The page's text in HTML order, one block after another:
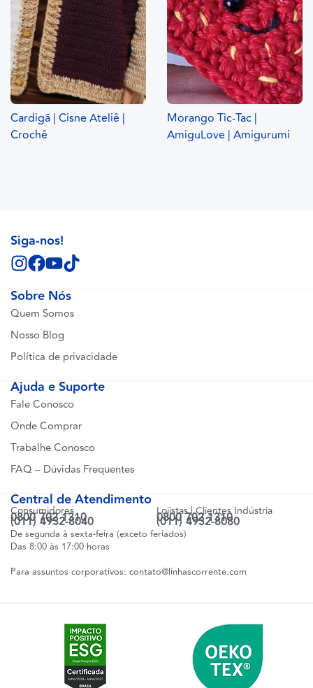
Cardigã | Cisne Ateliê |
Crochê
Morango Tic-Tac |
AmiguLove | Amigurumi
Sobre Nós
Quem Somos
Nosso Blog
Política de privacidade
Ajuda e Suporte
Fale Conosco
Onde Comprar
Trabalhe Conosco
FAQ – Dúvidas Frequentes
Central de Atendimento
Consumidores
0800 702 1310
(011) 4932-8040
Lojistas | Clientes Indústria
0800 702 1310
(011) 4932-8080
De segunda à sexta-feira (exceto feriados)
Das 8:00 às 17:00 horas
Para assuntos corporativos: contato@linhascorrente.com
Siga-nos!